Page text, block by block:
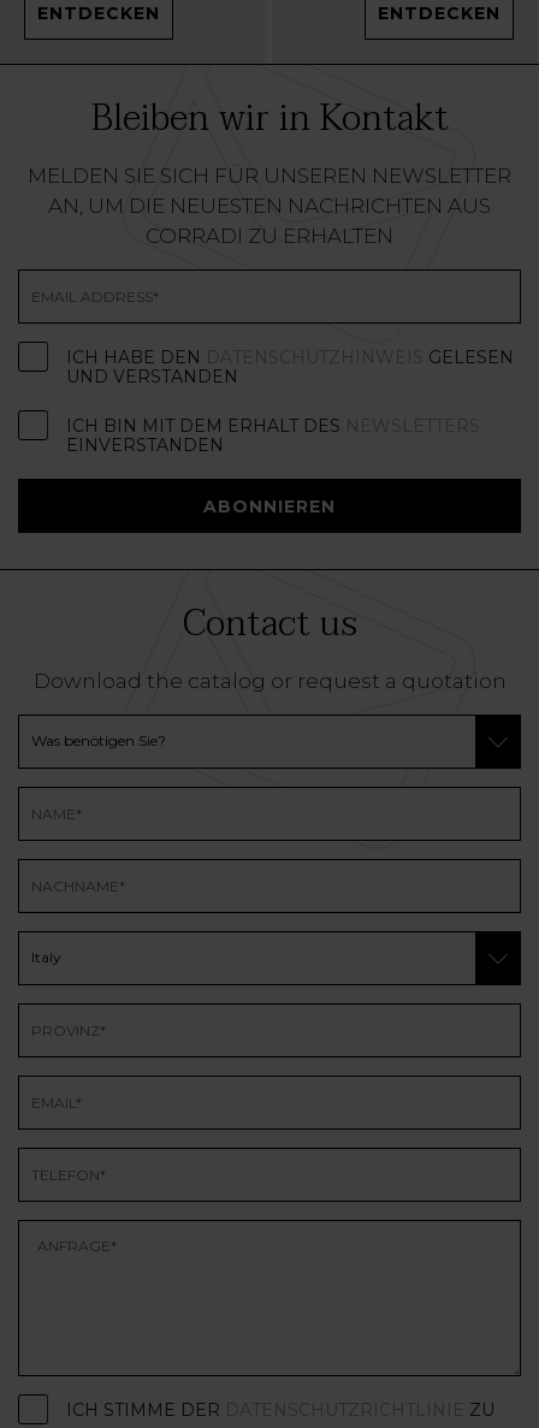
ENTDECKEN ENTDECKEN
Bleiben wir in Kontakt
MELDEN SIE SICH FÜR UNSEREN NEWSLETTER
AN, UM DIE NEUESTEN NACHRICHTEN AUS
CORRADI ZU ERHALTEN
ICH HABE DEN DATENSCHUTZHINWEIS GELESEN
UND VERSTANDEN
ICH BIN MIT DEM ERHALT DES NEWSLETTERS
EINVERSTANDEN
ABONNIEREN
Contact us
Download the catalog or request a quotation
ICH STIMME DER DATENSCHUTZRICHTLINIE ZU